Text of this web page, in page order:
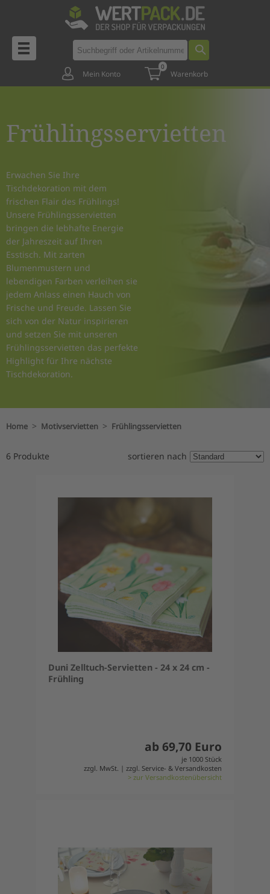
Mein Konto
0
Warenkorb
Frühlingsservietten
Erwachen Sie Ihre
Tischdekoration mit dem
frischen Flair des Frühlings!
Unsere Frühlingsservietten
bringen die lebhafte Energie
der Jahreszeit auf Ihren
Esstisch. Mit zarten
Blumenmustern und
lebendigen Farben verleihen sie
jedem Anlass einen Hauch von
Frische und Freude. Lassen Sie
sich von der Natur inspirieren
und setzen Sie mit unseren
Frühlingsservietten das perfekte
Highlight für Ihre nächste
Tischdekoration.
Home > Motivservietten > Frühlingsservietten
6 Produkte sortieren nach
Duni Zelltuch-Servietten - 24 x 24 cm -
Frühling
ab 69,70 Euro
je 1000 Stück
zzgl. MwSt. | zzgl. Service- & Versandkosten
> zur Versandkostenübersicht